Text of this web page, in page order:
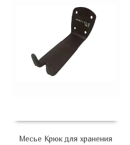
2 000₽
Месье Крюк для хранения